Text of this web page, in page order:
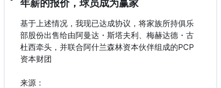
年薪的报价，球员成为赢家
基于上述情况，我现已达成协议，将家族所持俱乐
部股份出售给由阿曼达・斯塔夫利、梅赫达德・古
杜西牵头，并联合阿什兰森林资本伙伴组成的PCP
资本财团
来源：